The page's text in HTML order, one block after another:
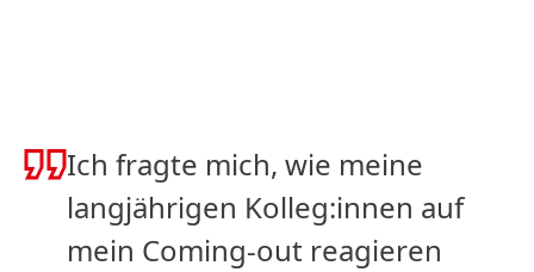
Ich fragte mich, wie meine
langjährigen Kolleg:innen auf
mein Coming-out reagieren